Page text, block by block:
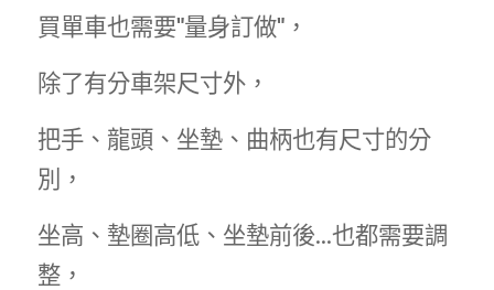
買單車也需要"量身訂做"，
除了有分車架尺寸外，
把手、龍頭、坐墊、曲柄也有尺寸的分
別，
坐高、墊圈高低、坐墊前後...也都需要調
整，